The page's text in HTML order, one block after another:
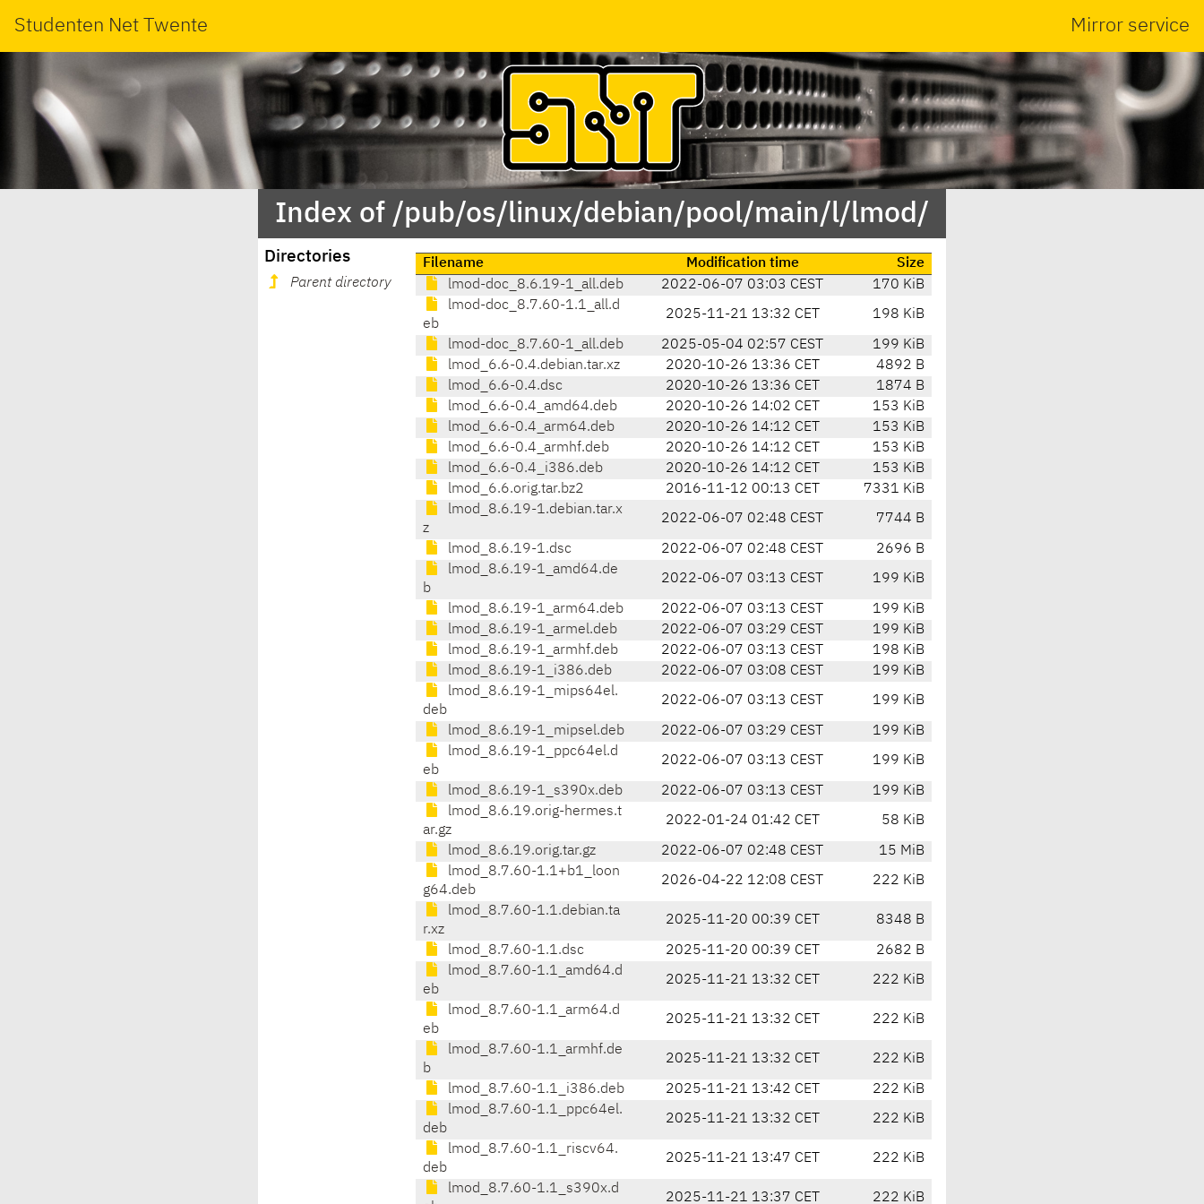
Studenten Net Twente Mirror service
Index of /pub/os/linux/debian/pool/main/l/lmod/
Directories
Parent directory
Filename Modification time
Size
lmod-doc_8.6.19-1_all.deb
2022-06-07 03:03 CEST
170 KiB
lmod-doc_8.7.60-1.1_all.d
eb
2025-11-21 13:32 CET 198 KiB
lmod-doc_8.7.60-1_all.deb 2025-05-04 02:57 CEST
199 KiB
lmod_6.6-0.4.debian.tar.xz
2020-10-26 13:36 CET
4892 B
lmod_6.6-0.4.dsc
2020-10-26 13:36 CET
1874 B
lmod_6.6-0.4_amd64.deb
2020-10-26 14:02 CET
153 KiB
lmod_6.6-0.4_arm64.deb
2020-10-26 14:12 CET
153 KiB
lmod_6.6-0.4_armhf.deb
2020-10-26 14:12 CET
153 KiB
lmod_6.6-0.4_i386.deb
2020-10-26 14:12 CET
153 KiB
lmod_6.6.orig.tar.bz2
2016-11-12 00:13 CET
7331 KiB
lmod_8.6.19-1.debian.tar.x
z
2022-06-07 02:48 CEST 7744 B
lmod_8.6.19-1.dsc 2022-06-07 02:48 CEST
2696 B
lmod_8.6.19-1_amd64.de
b
2022-06-07 03:13 CEST 199 KiB
lmod_8.6.19-1_arm64.deb 2022-06-07 03:13 CEST
199 KiB
lmod_8.6.19-1_armel.deb
2022-06-07 03:29 CEST
199 KiB
lmod_8.6.19-1_armhf.deb
2022-06-07 03:13 CEST
198 KiB
lmod_8.6.19-1_i386.deb
2022-06-07 03:08 CEST
199 KiB
lmod_8.6.19-1_mips64el.
deb
2022-06-07 03:13 CEST 199 KiB
lmod_8.6.19-1_mipsel.deb 2022-06-07 03:29 CEST
199 KiB
lmod_8.6.19-1_ppc64el.d
eb
2022-06-07 03:13 CEST 199 KiB
lmod_8.6.19-1_s390x.deb 2022-06-07 03:13 CEST
199 KiB
lmod_8.6.19.orig-hermes.t
ar.gz
2022-01-24 01:42 CET 58 KiB
lmod_8.6.19.orig.tar.gz 2022-06-07 02:48 CEST
15 MiB
lmod_8.7.60-1.1+b1_loon
g64.deb
2026-04-22 12:08 CEST 222 KiB
lmod_8.7.60-1.1.debian.ta
r.xz
2025-11-20 00:39 CET 8348 B
lmod_8.7.60-1.1.dsc 2025-11-20 00:39 CET
2682 B
lmod_8.7.60-1.1_amd64.d
eb
2025-11-21 13:32 CET 222 KiB
lmod_8.7.60-1.1_arm64.d
eb
2025-11-21 13:32 CET 222 KiB
lmod_8.7.60-1.1_armhf.de
b
2025-11-21 13:32 CET 222 KiB
lmod_8.7.60-1.1_i386.deb 2025-11-21 13:42 CET
222 KiB
lmod_8.7.60-1.1_ppc64el.
deb
2025-11-21 13:32 CET 222 KiB
lmod_8.7.60-1.1_riscv64.
deb
2025-11-21 13:47 CET 222 KiB
lmod_8.7.60-1.1_s390x.d
2025-11-21 13:37 CET 222 KiB